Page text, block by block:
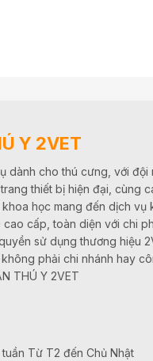
Y 2VET
dành cho thú cưng, với đội
thiết bị hiện đại, cùng
học mang đến dịch vụ
cấp, toàn diện với chi
sử dụng thương hiệu
phải chi nhánh hay
THÚ Y 2VET
Từ T2 đến Chủ Nhật